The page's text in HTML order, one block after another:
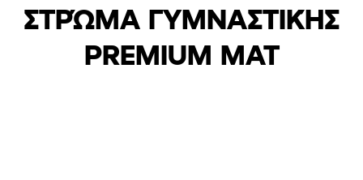
ΣΤΡΏΜΑ ΓΥΜΝΑΣΤΙΚΉΣ
PREMIUM MAT